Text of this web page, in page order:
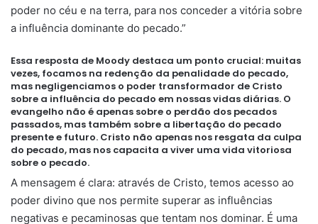
poder no céu e na terra, para nos conceder a vitória sobre
a influência dominante do pecado.”
Essa resposta de Moody destaca um ponto crucial: muitas
vezes, focamos na redenção da penalidade do pecado,
mas negligenciamos o poder transformador de Cristo
sobre a influência do pecado em nossas vidas diárias. O
evangelho não é apenas sobre o perdão dos pecados
passados, mas também sobre a libertação do pecado
presente e futuro. Cristo não apenas nos resgata da culpa
do pecado, mas nos capacita a viver uma vida vitoriosa
sobre o pecado.
A mensagem é clara: através de Cristo, temos acesso ao
poder divino que nos permite superar as influências
negativas e pecaminosas que tentam nos dominar. É uma